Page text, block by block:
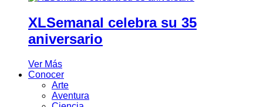
XLSemanal celebra su 35
aniversario
Ver Más
Conocer
Arte
Aventura